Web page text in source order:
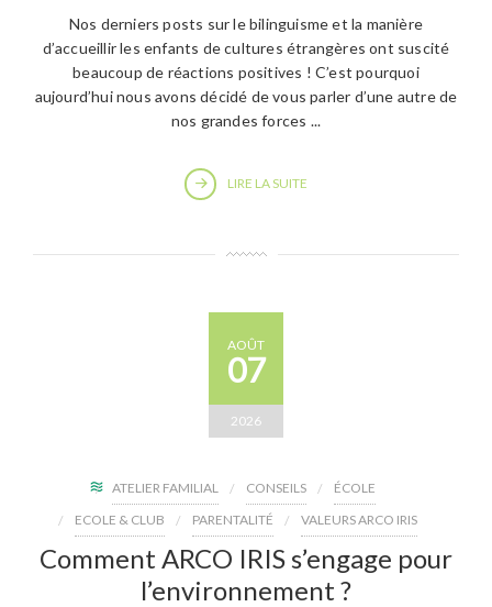
Nos derniers posts sur le bilinguisme et la manière
d’accueillir les enfants de cultures étrangères ont suscité
beaucoup de réactions positives ! C’est pourquoi
aujourd’hui nous avons décidé de vous parler d’une autre de
nos grandes forces ...
LIRE LA SUITE
AOÛT
07
2026
ATELIER FAMILIAL CONSEILS
ÉCOLE
ECOLE & CLUB
PARENTALITÉ VALEURS ARCO IRIS
Comment ARCO IRIS s’engage pour
l’environnement ?